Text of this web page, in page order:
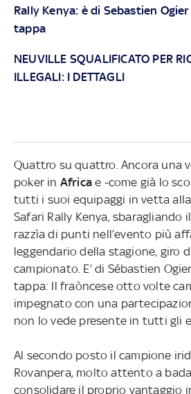
Rally Kenya: è di Sebastien
tappa
NEUVILLE SQUALIFICATO PER
ILLEGALI: I DETTAGLI
Quattro su quattro. Ancora una
poker in Africae -come già lo
tutti i suoi equipaggi in vetta
Safari Rally Kenya, sbaragliando
razzìa di punti nell’evento più
leggendario della stagione, giro
campionato. E’ di Sébastien
tappa: Il fraòncese otto volte
impegnato con una
non lo vede presente in tutti gli
Al secondo posto il campione
Rovanpera, molto attento a
consolidare il proprio vantaggio